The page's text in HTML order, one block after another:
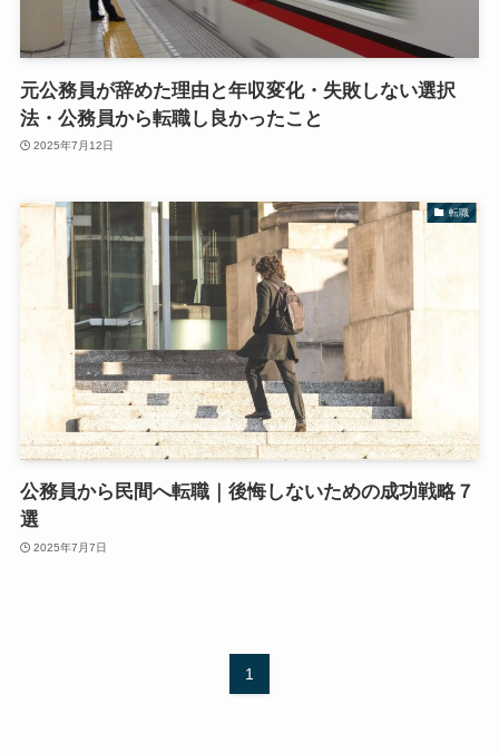
元公務員が辞めた理由と年収変化・失敗しない選択
法・公務員から転職し良かったこと
2025年7月12日
転職
公務員から民間へ転職｜後悔しないための成功戦略７
選
2025年7月7日
1